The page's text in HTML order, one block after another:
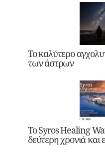
Το καλύτερο
των άστρων
Το Syros Healing
δεύτερη χρονιά και